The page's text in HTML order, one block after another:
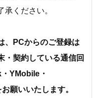
ください。
、PCからのご登録は
・契約している通信回
YMobile・
願いいたします。